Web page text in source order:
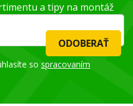
a tipy na montáž
ODOBERAŤ
so spracovaním